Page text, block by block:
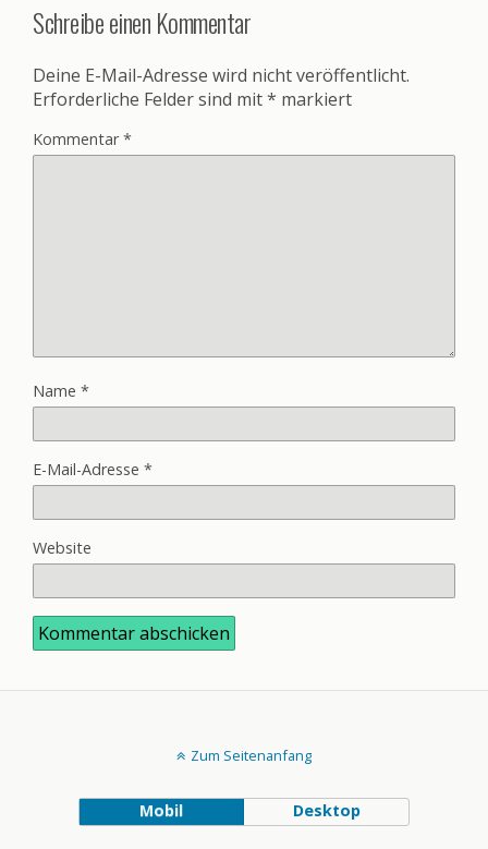
Schreibe einen Kommentar
Deine E-Mail-Adresse wird nicht veröffentlicht.
Erforderliche Felder sind mit* markiert
Kommentar*
Name *
E-Mail-Adresse *
Website
Zum Seitenanfang
Mobil Desktop